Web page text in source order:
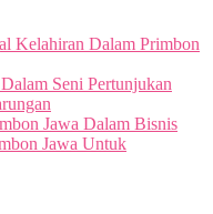
Kelahiran Dalam Primbon
Seni Pertunjukan
Jawa Dalam Bisnis
Jawa Untuk